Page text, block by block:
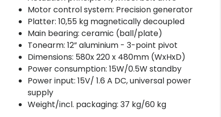
Motor control system: Precision generator
Platter: 10,55 kg magnetically decoupled
Main bearing: ceramic (ball/plate)
Tonearm: 12” aluminium - 3-point pivot
Dimensions: 580x 220 x 480mm (WxHxD)
Power consumption: 15W/0.5W standby
Power input: 15V/ 1.6 A DC, universal power
supply
Weight/incl. packaging: 37 kg/60 kg